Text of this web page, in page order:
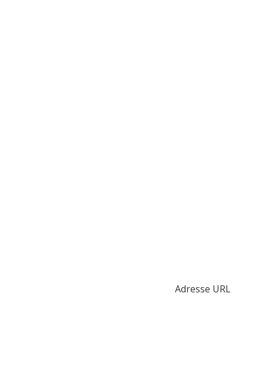
Adresse URL